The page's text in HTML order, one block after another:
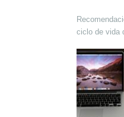
ciclo de vida